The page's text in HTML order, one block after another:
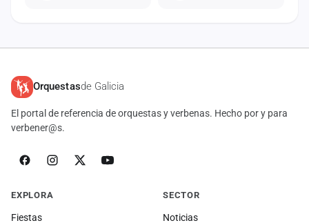
Orquestasde Galicia
El portal de referencia de orquestas y verbenas. Hecho por y para
verbener@s.
EXPLORA
Fiestas
SECTOR
Noticias